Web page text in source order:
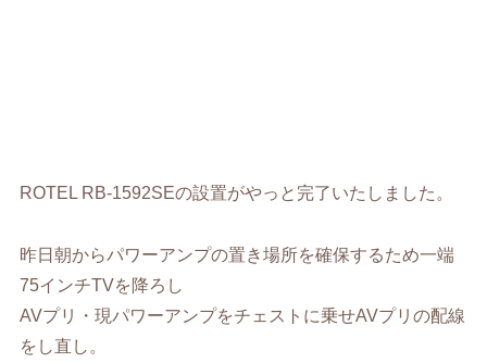
ROTEL RB-1592SEの設置がやっと完了いたしました。
昨日朝からパワーアンプの置き場所を確保するため一端
75インチTVを降ろし
AVプリ・現パワーアンプをチェストに乗せAVプリの配線
をし直し。